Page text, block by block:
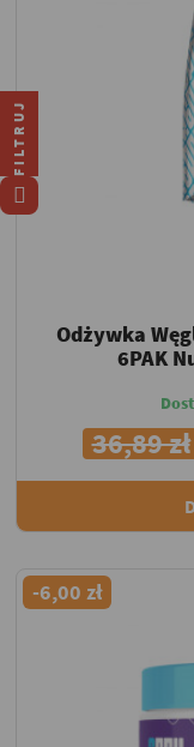
Odżywka
6PAK
36,89 zł
-6,00 zł
FILTRUJ